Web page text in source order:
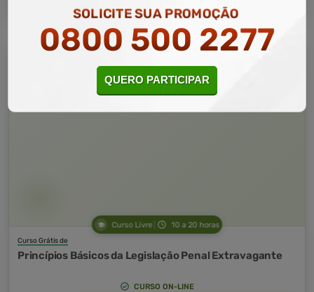
Curso Livre 10 a 20 horas
Curso Grátis de
Princípios Básicos da Legislação Penal Extravagante
CURSO ON-LINE
SOLICITE SUA PROMOÇÃO
0800 500 2277
QUERO PARTICIPAR